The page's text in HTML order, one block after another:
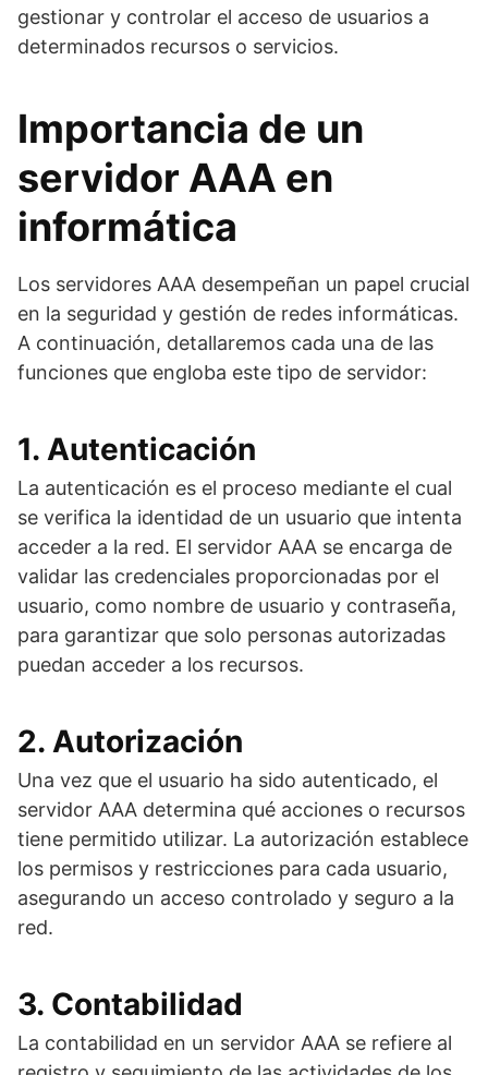
gestionar y controlar el acceso de usuarios a
determinados recursos o servicios.
Importancia de un
servidor AAA en
informática
Los servidores AAA desempeñan un papel crucial
en la seguridad y gestión de redes informáticas.
A continuación, detallaremos cada una de las
funciones que engloba este tipo de servidor:
1. Autenticación
La autenticación es el proceso mediante el cual
se verifica la identidad de un usuario que intenta
acceder a la red. El servidor AAA se encarga de
validar las credenciales proporcionadas por el
usuario, como nombre de usuario y contraseña,
para garantizar que solo personas autorizadas
puedan acceder a los recursos.
2. Autorización
Una vez que el usuario ha sido autenticado, el
servidor AAA determina qué acciones o recursos
tiene permitido utilizar. La autorización establece
los permisos y restricciones para cada usuario,
asegurando un acceso controlado y seguro a la
red.
3. Contabilidad
La contabilidad en un servidor AAA se refiere al